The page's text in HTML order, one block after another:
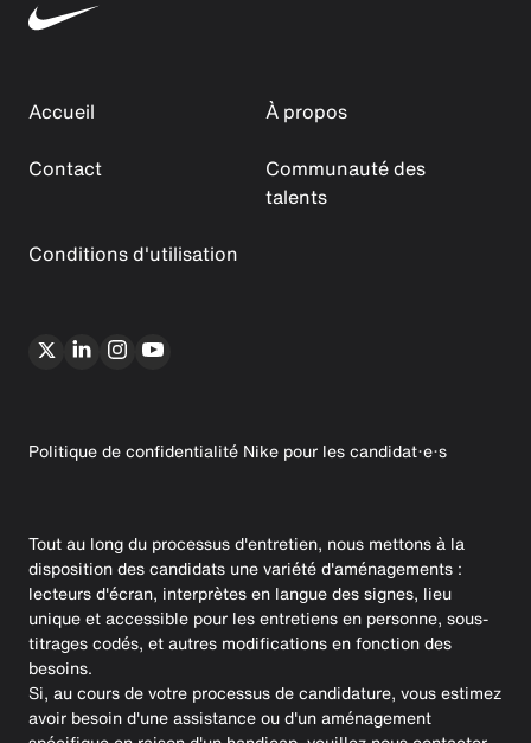
Accueil
À propos
Contact
Communauté des
talents
Conditions d'utilisation
Politique de confidentialité Nike pour les candidat·e·s
Tout au long du processus d'entretien, nous mettons à la
disposition des candidats une variété d'aménagements :
lecteurs d'écran, interprètes en langue des signes, lieu
unique et accessible pour les entretiens en personne, sous-
titrages codés, et autres modifications en fonction des
besoins.
Si, au cours de votre processus de candidature, vous estimez
avoir besoin d'une assistance ou d'un aménagement